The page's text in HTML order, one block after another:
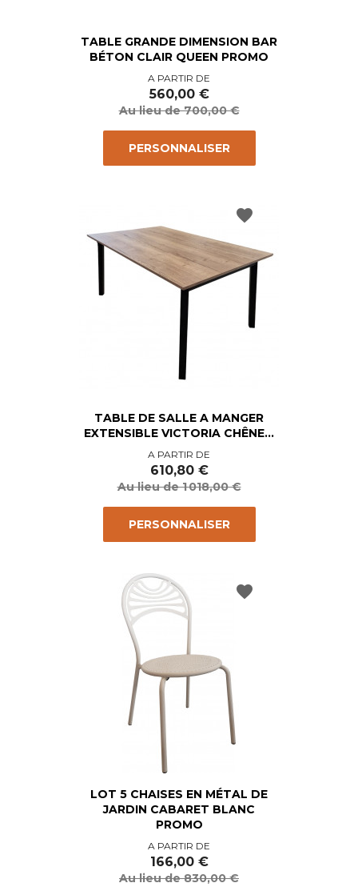
TABLE GRANDE DIMENSION BAR
BÉTON CLAIR QUEEN PROMO
Prix
de
base
Prix
A PARTIR DE
560,00 €
Au lieu de 700,00 €
PERSONNALISER
TABLE DE SALLE A MANGER
EXTENSIBLE VICTORIA CHÊNE...
Prix
de
base
Prix
A PARTIR DE
610,80 €
Au lieu de 1 018,00 €
PERSONNALISER
favorite
LOT 5 CHAISES EN MÉTAL DE
JARDIN CABARET BLANC
PROMO
Prix
de
base
Prix
A PARTIR DE
166,00 €
Au lieu de 830,00 €
favorite